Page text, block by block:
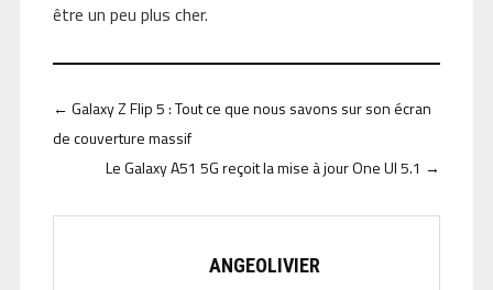
être un peu plus cher.
← Galaxy Z Flip 5 : Tout ce que nous savons sur son écran
de couverture massif
Le Galaxy A51 5G reçoit la mise à jour One UI 5.1 →
ANGEOLIVIER